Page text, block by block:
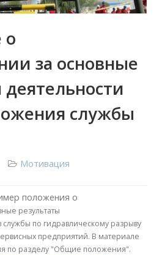
о
за основные
деятельности
службы
Мотивация
положения о
результаты
службы по гидравлическому разрыву
предприятий. В материале
по разделу "Общие положения".